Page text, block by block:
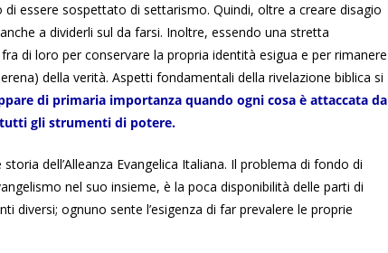
essere sospettato di settarismo. Quindi, oltre a creare disagio
a dividerli sul da farsi. Inoltre, essendo una stretta
di loro per conservare la propria identità esigua e per rimanere
della verità. Aspetti fondamentali della rivelazione biblica si
di primaria importanza quando ogni cosa è attaccata da
tutti gli strumenti di potere.
dell’Alleanza Evangelica Italiana. Il problema di fondo di
nel suo insieme, è la poca disponibilità delle parti di
diversi; ognuno sente l’esigenza di far prevalere le proprie